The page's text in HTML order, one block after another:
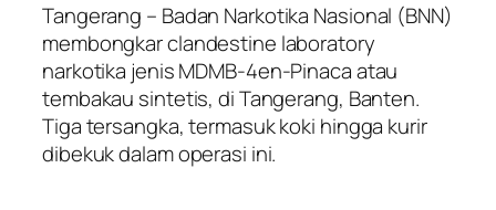
Tangerang – Badan Narkotika Nasional (BNN)
membongkar clandestine laboratory
narkotika jenis MDMB-4en-Pinaca atau
tembakau sintetis, di Tangerang, Banten.
Tiga tersangka, termasuk koki hingga kurir
dibekuk dalam operasi ini.